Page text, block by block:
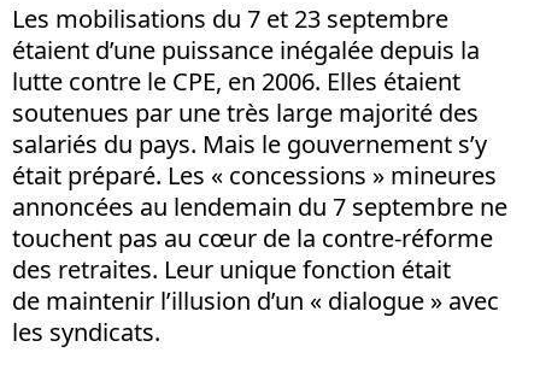
Les mobilisations du 7 et 23 septembre
étaient d’une puissance inégalée depuis la
lutte contre le CPE, en 2006. Elles étaient
soutenues par une très large majorité des
salariés du pays. Mais le gouvernement s’y
était préparé. Les « concessions » mineures
annoncées au lendemain du 7 septembre ne
touchent pas au cœur de la contre-réforme
des retraites. Leur unique fonction était
de maintenir l’illusion d’un « dialogue » avec
les syndicats.